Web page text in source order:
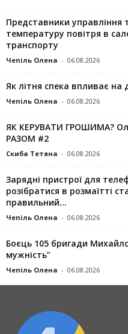
Представники управління
температуру повітря в
транспорту
Чепіль Олена - 06.08.2026
Як літня спека впливає
Чепіль Олена - 06.08.2026
ЯК КЕРУВАТИ ГРОШИМА?
РАЗОМ #2
Скиба Тетяна - 06.08.2026
Зарядні пристрої для
розібратися в розмаїтті
правильний...
Чепіль Олена - 06.08.2026
Боєць 105 бригади
мужність”
Чепіль Олена - 06.08.2026